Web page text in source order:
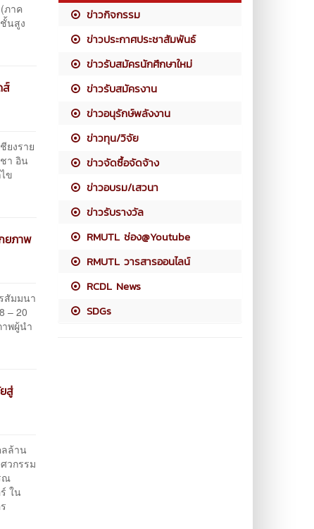
ภาค
นสูง
ส์
งราย
า อิน
ข
ยภาพ
มมนา
– 20
พผู้นำ
สู่
ล้าน
วกรรม
ณ
ใน
ข่าวกิจกรรม
ข่าวประกาศประชาสัมพันธ์
ข่าวรับสมัครนักศึกษาใหม่
ข่าวรับสมัครงาน
ข่าวอนุรักษ์พลังงาน
ข่าวทุน/วิจัย
ข่าวจัดซื้อจัดจ้าง
ข่าวอบรม/เสวนา
ข่าวรับรางวัล
RMUTL ช่อง@Youtube
RMUTL วารสารออนไลน์
RCDL News
SDGs